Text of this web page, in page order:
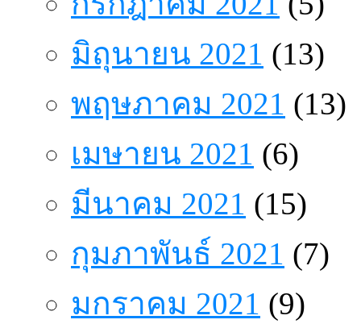
มิถุนายน 2021 (13)
พฤษภาคม 2021 (13)
เมษายน 2021 (6)
มีนาคม 2021 (15)
กุมภาพันธ์ 2021 (7)
มกราคม 2021 (9)